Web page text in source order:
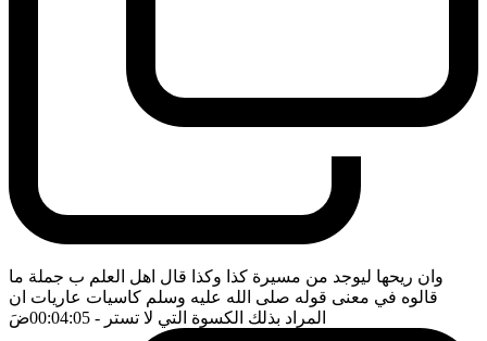
وان ريحها ليوجد من مسيرة كذا وكذا قال اهل العلم ب جملة ما
قالوه في معنى قوله صلى الله عليه وسلم كاسيات عاريات ان
المراد بذلك الكسوة التي لا تستر - 00:04:05 ضَ